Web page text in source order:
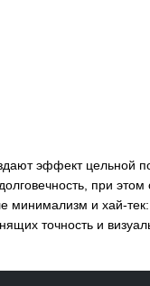
эффект цельной
при этом
минимализм и хай-
точность и